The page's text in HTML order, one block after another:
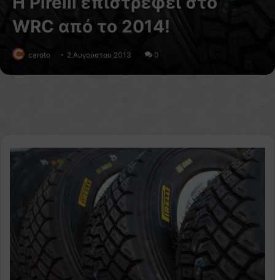
WRC από το 2014!
caroto 2 Αυγούστου 2013 0